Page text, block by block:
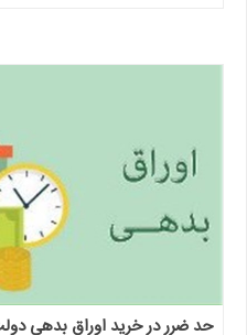
حد ضرر در خرید اوراق بدهی